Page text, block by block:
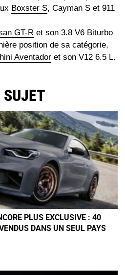
Boxster S, Cayman S et 911
GT-R et son 3.8 V6 Biturbo
position de sa catégorie,
Aventador et son V12 6.5 L.
SUJET
PLUS EXCLUSIVE : 40
DANS UN SEUL PAYS